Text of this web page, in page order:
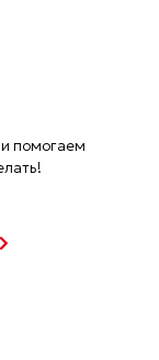
помогаем